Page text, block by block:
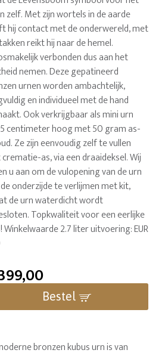
zelf. Met zijn wortels in de aarde
hij contact met de onderwereld, met
reikt hij naar de hemel.
verbonden dus aan het
nemen. Deze gepatineerd
urnen worden ambachtelijk,
en individueel met de hand
Ook verkrijgbaar als mini urn
centimeter hoog met 50 gram as-
Ze zijn eenvoudig zelf te vullen
as, via een draaideksel. Wij
u aan om de vulopening van de urn
onderzijde te verlijmen met kit,
de urn waterdicht wordt
Topkwaliteit voor een eerlijke
Winkelwaarde 2.7 liter uitvoering: EUR
Bestel
bronzen kubus urn is van